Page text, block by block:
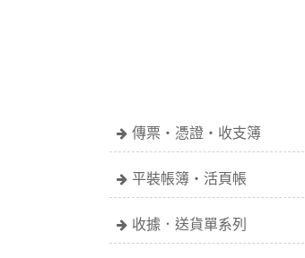
傳票・憑證・收支簿
平裝帳簿・活頁帳
收據．送貨單系列